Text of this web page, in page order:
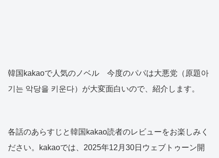
韓国kakaoで人気のノベル 今度のパパは大悪党（原題아
기는 악당을 키운다）が大変面白いので、紹介します。
各話のあらすじと韓国kakao読者のレビューをお楽しみく
ださい。kakaoでは、2025年12月30日ウェブトゥーン開